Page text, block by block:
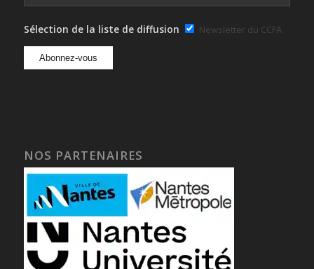
Sélection de la liste de diffusion Newsletter du CCFA
NOS PARTENAIRES